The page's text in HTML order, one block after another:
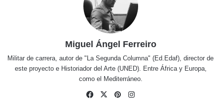
Miguel Ángel Ferreiro
Militar de carrera, autor de "La Segunda Columna" (Ed.Edaf), director de
este proyecto e Historiador del Arte (UNED). Entre África y Europa,
como el Mediterráneo.
Facebook
X Pinterest